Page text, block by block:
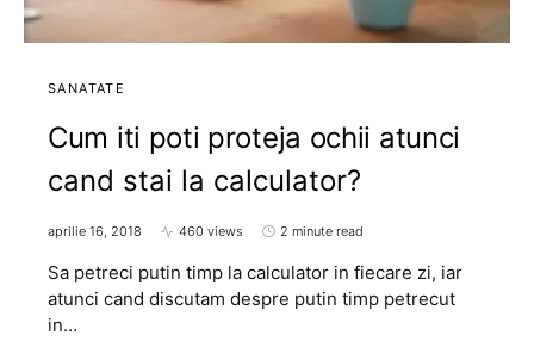
SANATATE
Cum iti poti proteja ochii atunci
cand stai la calculator?
aprilie 16, 2018 460 views 2 minute read
Sa petreci putin timp la calculator in fiecare zi, iar
atunci cand discutam despre putin timp petrecut
in…